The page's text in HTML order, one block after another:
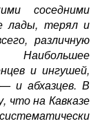
соседними
лады, терял и
различную
и ингушей,
и абхазцев. В
что на Кавказе